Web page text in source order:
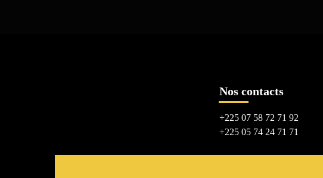
Nos contacts
+225 07 58 72 71 92
+225 05 74 24 71 71